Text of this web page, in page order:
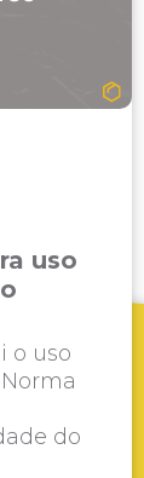
uso
o uso
do